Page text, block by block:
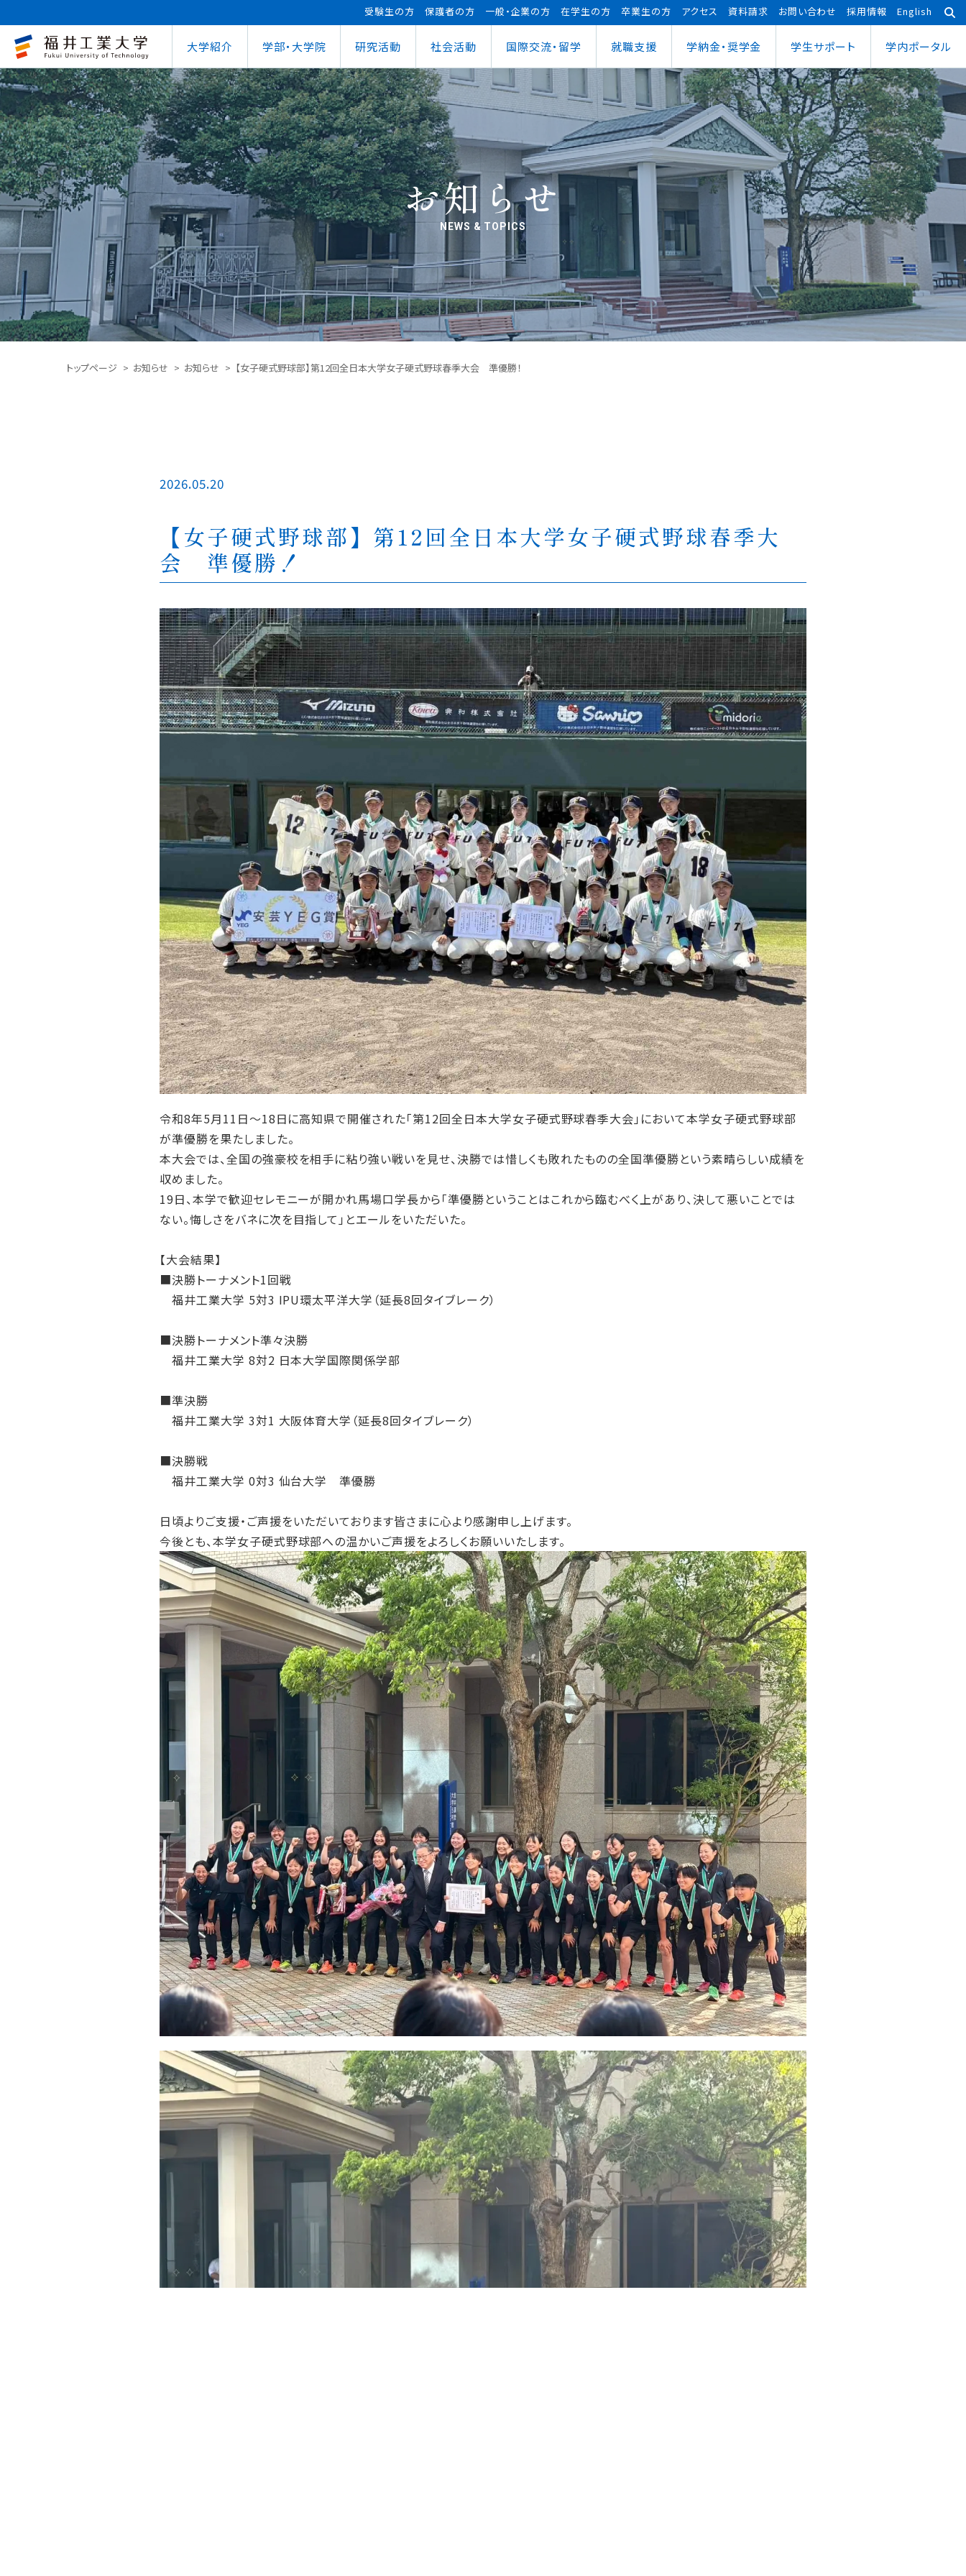
受験生の方 保護者の方 一般・企業の方 在学生の方 卒業生の方 アクセス 資料請求 お問い合わせ 採用情報 English
大学紹介
大学概要教育情報の公表
大学概要
教育情報の公表
学びの特色
教員紹介
キャンパス案内
図書館
第62回大学祭
式辞集
学部・大学院
工学部
電気電子情報工学科
機械工学科
建築土木工学科
原子力技術応用工学科
環境学部
環境食品応用化学科
デザイン学科
経営情報学部
経営情報学科
スポーツ健康科学部
スポーツ健康科学科
大学院
応用理工学専攻
社会システム学専攻
研究活動
地域連携研究推進センター研究シーズ紹介
地域連携研究推進センター
教育研究業績情報
研究シーズ紹介
研究紀要
外国人研究者招へい・受入れ
研究情報
AI&IoTセンター
まちづくりデザインセンター
ウェルネス＆スポーツサイエンスセンター
未来ロボティクスセンター
あわら宇宙センター
社会活動
自治体との連携FUT公開講座
自治体との連携
FUT公開講座
出前講義・出前実験
未来塾 講演会
科学実験キャラバン
ロボット事業
FUTブラス
スポーツ教室
その他活動
活動レポート
国際交流・留学
インターナショナルセンターOCPS
海外留学プログラム
インターナショナルセンター
国際交流
海外留学プログラム（OCPS）
文化交流
【重要】海外へ渡航するみなさんへ
就職支援
キャリアセンター就職実績
キャリアセンター
就職⽀援プログラム
インターンシップ
就職実績
資格取得
就職⽀援ナビ
企業の方へ
求人・説明会のお申し込み
キャリアセンターとの面談
学納金・奨学金
学費等納⼊⾦在学⽣向け奨学⾦
学費等納⼊⾦
在学⽣向け奨学⾦
受験⽣向け奨学⾦
⽇本学⽣⽀援機構奨学⾦ 給付奨学⾦
⽇本学⽣⽀援機構奨学⾦ 貸与奨学⾦
教育ローン
授業料等の減免制度
学⽣サポート
寮・下宿のご案内SSLプロジェクト
学⽣⽣活⽀援室
学習⽀援室
情報メディアセンター
SSLプロジェクト
学⽣保険
医務情報
障害学⽣⽀援
寮・下宿のご案内
クラブ活動支援センター
学内ポータル
学習管理システム（manaba）WEBシラバス
学習管理システム（manaba）
学生ポータルシステム（学外からの接続）
WEBシラバス
お知らせ
NEWS & TOPICS
トップページ お知らせ お知らせ 【女子硬式野球部】第12回全日本大学女子硬式野球春季大会 準優勝！
2026.05.20
【女子硬式野球部】第12回全日本大学女子硬式野球春季大
会 準優勝！
令和8年5月11日～18日に高知県で開催された「第12回全日本大学女子硬式野球春季大会」において本学女子硬式野球部
が準優勝を果たしました。
本大会では、全国の強豪校を相手に粘り強い戦いを見せ、決勝では惜しくも敗れたものの全国準優勝という素晴らしい成績を
収めました。
19日、本学で歓迎セレモニーが開かれ馬場口学長から「準優勝ということはこれから臨むべく上があり、決して悪いことでは
ない。悔しさをバネに次を目指して」とエールをいただいた。
【大会結果】
■決勝トーナメント1回戦
福井工業大学 5対3 IPU環太平洋大学（延長8回タイブレーク）
■決勝トーナメント準々決勝
福井工業大学 8対2 日本大学国際関係学部
■準決勝
福井工業大学 3対1 大阪体育大学（延長8回タイブレーク）
■決勝戦
福井工業大学 0対3 仙台大学 準優勝
日頃よりご支援・ご声援をいただいております皆さまに心より感謝申し上げます。
今後とも、本学女子硬式野球部への温かいご声援をよろしくお願いいたします。